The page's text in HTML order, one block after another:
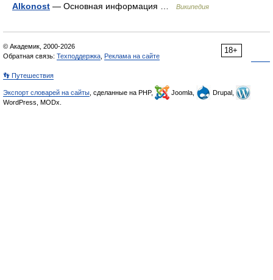
Alkonost — Основная информация … Википедия
18+
© Академик, 2000-2026
Обратная связь: Техподдержка Реклама на сайте
👣 Путешествия
Экспорт словарей на сайты , сделанные на PHP, Joomla,
Drupal,
WordPress, MODx.